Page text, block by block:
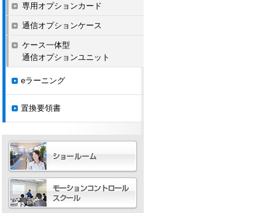
専用オプションカード
通信オプションケース
ケース一体型
通信オプションユニット
eラーニング
置換要領書